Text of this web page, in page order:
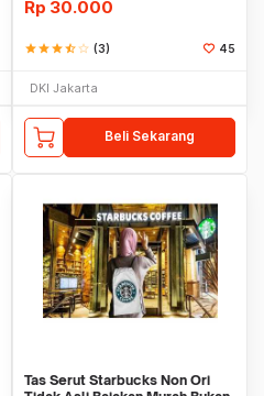
Rp 30.000
starstarstarstar_halfstar_border (3) 45
DKI Jakarta
Beli Sekarang
Tas Serut Starbucks Non Ori